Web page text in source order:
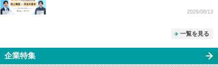
2026/08/13
一覧を見る
企業特集